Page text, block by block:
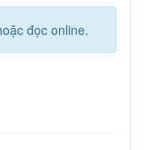
đọc online.